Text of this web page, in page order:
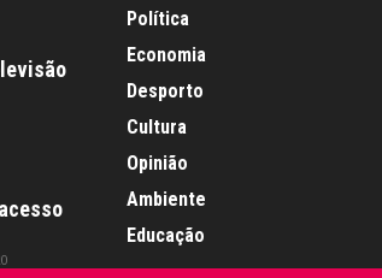
Política
Economia
Desporto
Cultura
Opinião
Ambiente
Educação